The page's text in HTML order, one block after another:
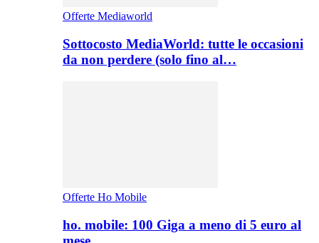
Offerte Mediaworld
Sottocosto MediaWorld: tutte le occasioni
da non perdere (solo fino al…
Offerte Ho Mobile
ho. mobile: 100 Giga a meno di 5 euro al